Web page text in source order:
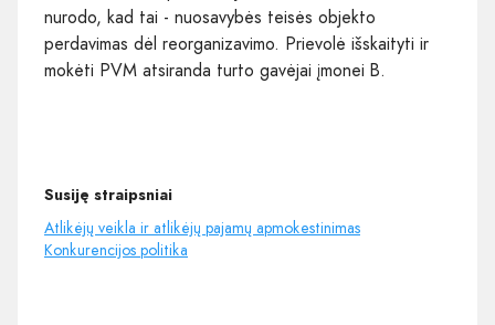
nurodo, kad tai - nuosavybės teisės objekto
perdavimas dėl reorganizavimo. Prievolė išskaityti ir
mokėti PVM atsiranda turto gavėjai įmonei B.
Susiję straipsniai
Atlikėjų veikla ir atlikėjų pajamų apmokestinimas
Konkurencijos politika